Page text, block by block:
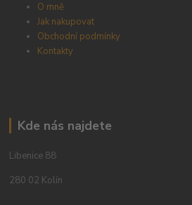
O mně
Jak nakupovat
Obchodní podmínky
Kontakty
Kde nás najdete
Libenice 88
280 02 Kolín